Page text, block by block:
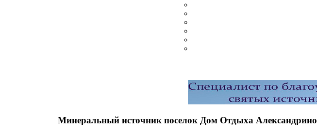
Минеральный источник поселок Дом Отдыха Александрино